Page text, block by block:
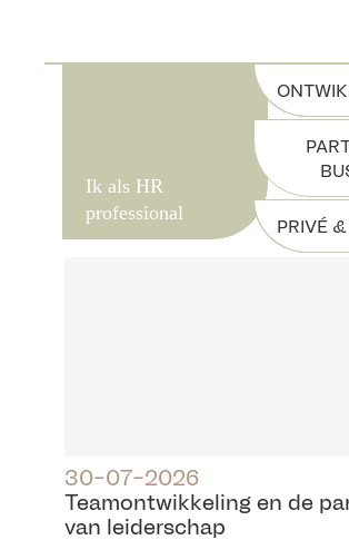
Ik als HR
professional
PRIVÉ
30-07-2026
Teamontwikkeling en de
van leiderschap